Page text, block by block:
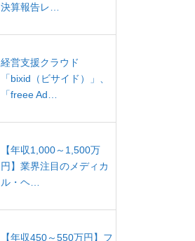
決算報告レ…
経営支援クラウド
「bixid（ビサイド）」、
「freee Ad…
【年収1,000～1,500万
円】業界注目のメディカ
ル・ヘ…
【年収450～550万円】フ